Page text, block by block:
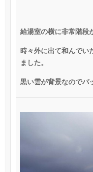
給湯室の横に非常階段
時々外に出て和んでい
ました。
黒い雲が背景なのでパ